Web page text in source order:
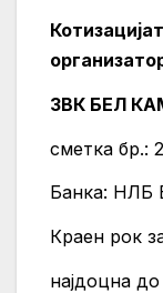
ЗВК БЕЛ
сметка бр.:
Банка: НЛБ
Краен рок
најдоцна